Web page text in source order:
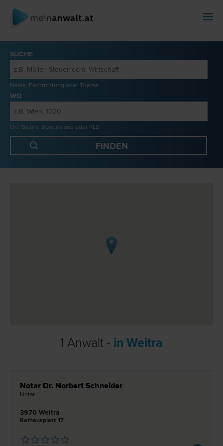
SUCHE
Name, Fachrichtung oder Thema
WO
Ort, Bezirk, Bundesland oder PLZ
1 Anwalt - in Weitra
Notar Dr. Norbert Schneider
Notar
3970 Weitra
Rathausplatz 17